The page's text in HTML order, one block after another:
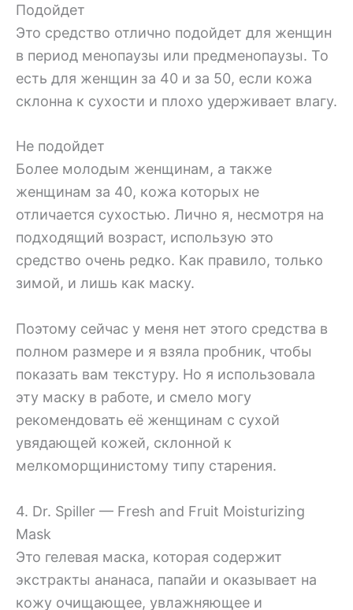
Подойдет
Это средство отлично подойдет для женщин
в период менопаузы или предменопаузы. То
есть для женщин за 40 и за 50, если кожа
склонна к сухости и плохо удерживает влагу.
Не подойдет
Более молодым женщинам, а также
женщинам за 40, кожа которых не
отличается сухостью. Лично я, несмотря на
подходящий возраст, использую это
средство очень редко. Как правило, только
зимой, и лишь как маску.
Поэтому сейчас у меня нет этого средства в
полном размере и я взяла пробник, чтобы
показать вам текстуру. Но я использовала
эту маску в работе, и смело могу
рекомендовать её женщинам с сухой
увядающей кожей, склонной к
мелкоморщинистому типу старения.
4. Dr. Spiller — Fresh and Fruit Moisturizing
Mask
Это гелевая маска, которая содержит
экстракты ананаса, папайи и оказывает на
кожу очищающее, увлажняющее и